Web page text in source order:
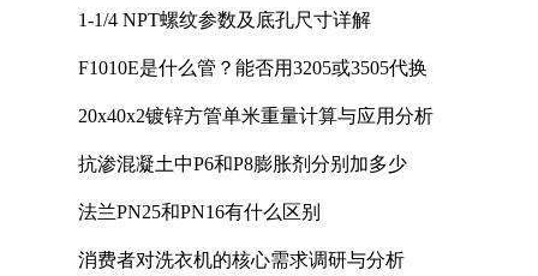
1-1/4 NPT螺纹参数及底孔尺寸详解
F1010E是什么管？能否用3205或3505代换
20x40x2镀锌方管单米重量计算与应用分析
抗渗混凝土中P6和P8膨胀剂分别加多少
法兰PN25和PN16有什么区别
消费者对洗衣机的核心需求调研与分析